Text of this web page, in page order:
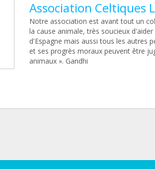
Association Celtiques
Notre association est avant tout un
la cause animale, très soucieux
d'Espagne mais aussi tous les autres
et ses progrès moraux peuvent être
animaux ». Gandhi